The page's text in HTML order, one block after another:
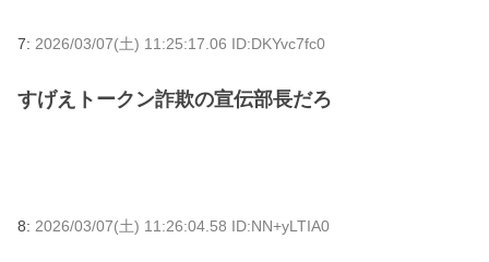
7: 2026/03/07(土) 11:25:17.06 ID:DKYvc7fc0
すげえトークン詐欺の宣伝部長だろ
8: 2026/03/07(土) 11:26:04.58 ID:NN+yLTIA0